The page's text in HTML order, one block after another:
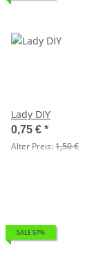
Lady DIY
0,75 € *
Alter Preis:1,50 €
SALE 57%